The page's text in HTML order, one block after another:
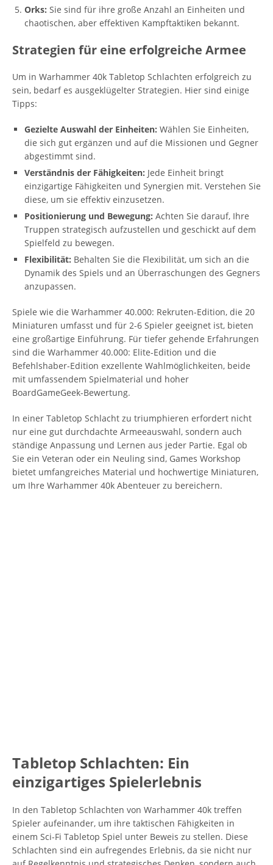
Orks: Sie sind für ihre große Anzahl an Einheiten und
chaotischen, aber effektiven Kampftaktiken bekannt.
Strategien für eine erfolgreiche Armee
Um in Warhammer 40k Tabletop Schlachten erfolgreich zu
sein, bedarf es ausgeklügelter Strategien. Hier sind einige
Tipps:
Gezielte Auswahl der Einheiten: Wählen Sie Einheiten,
die sich gut ergänzen und auf die Missionen und Gegner
abgestimmt sind.
Verständnis der Fähigkeiten: Jede Einheit bringt
einzigartige Fähigkeiten und Synergien mit. Verstehen Sie
diese, um sie effektiv einzusetzen.
Positionierung und Bewegung: Achten Sie darauf, Ihre
Truppen strategisch aufzustellen und geschickt auf dem
Spielfeld zu bewegen.
Flexibilität: Behalten Sie die Flexibilität, um sich an die
Dynamik des Spiels und an Überraschungen des Gegners
anzupassen.
Spiele wie die Warhammer 40.000: Rekruten-Edition, die 20
Miniaturen umfasst und für 2-6 Spieler geeignet ist, bieten
eine großartige Einführung. Für tiefer gehende Erfahrungen
sind die Warhammer 40.000: Elite-Edition und die
Befehlshaber-Edition exzellente Wahlmöglichkeiten, beide
mit umfassendem Spielmaterial und hoher
BoardGameGeek-Bewertung.
In einer Tabletop Schlacht zu triumphieren erfordert nicht
nur eine gut durchdachte Armeeauswahl, sondern auch
ständige Anpassung und Lernen aus jeder Partie. Egal ob
Sie ein Veteran oder ein Neuling sind, Games Workshop
bietet umfangreiches Material und hochwertige Miniaturen,
um Ihre Warhammer 40k Abenteuer zu bereichern.
Tabletop Schlachten: Ein
einzigartiges Spielerlebnis
In den Tabletop Schlachten von Warhammer 40k treffen
Spieler aufeinander, um ihre taktischen Fähigkeiten in
einem Sci-Fi Tabletop Spiel unter Beweis zu stellen. Diese
Schlachten sind ein aufregendes Erlebnis, da sie nicht nur